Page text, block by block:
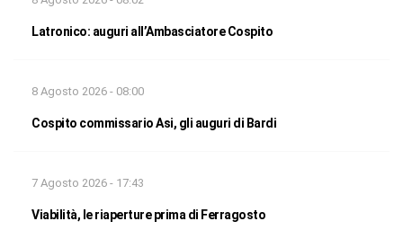
Latronico: auguri all’Ambasciatore Cospito
8 Agosto 2026 - 08:00
Cospito commissario Asi, gli auguri di Bardi
7 Agosto 2026 - 17:43
Viabilità, le riaperture prima di Ferragosto